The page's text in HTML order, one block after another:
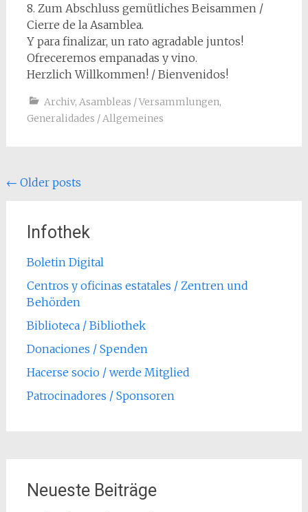
8. Zum Abschluss gemütliches Beisammen /
Cierre de la Asamblea.
Y para finalizar, un rato agradable juntos!
Ofreceremos empanadas y vino.
Herzlich Willkommen! / Bienvenidos!
Archiv, Asambleas / Versammlungen,
Generalidades / Allgemeines
Posts
← Older posts
Infothek
Boletin Digital
Centros y oficinas estatales / Zentren und
Behörden
Biblioteca / Bibliothek
Donaciones / Spenden
Hacerse socio / werde Mitglied
Patrocinadores / Sponsoren
Neueste Beiträge